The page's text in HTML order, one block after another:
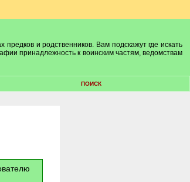
и родственников. Вам подскажут где искать
принадлежность к воинским частям, ведомствам
ПОИСК